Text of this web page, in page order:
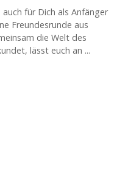
für Dich als Anfänger
Freundesrunde aus
die Welt des
lässt euch an ...